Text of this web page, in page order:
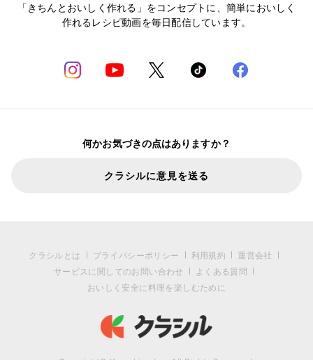
「きちんとおいしく作れる」をコンセプトに、簡単においしく
作れるレシピ動画を毎日配信しています。
何かお気づきの点はありますか？
クラシルに意見を送る
クラシルとは プライバシーポリシー 利用規約
運営会社
サービスに関してのお問い合わせ
よくある質問
おいしく安全に料理を楽しむために